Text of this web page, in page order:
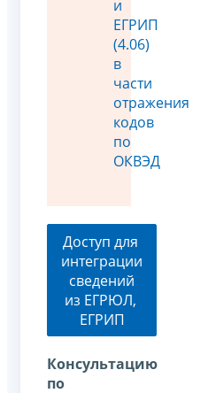
и
ЕГРИП
(4.06)
в
части
отражения
кодов
по
ОКВЭД
Доступ для
интеграции
сведений
из ЕГРЮЛ,
ЕГРИП
Консультацию
по